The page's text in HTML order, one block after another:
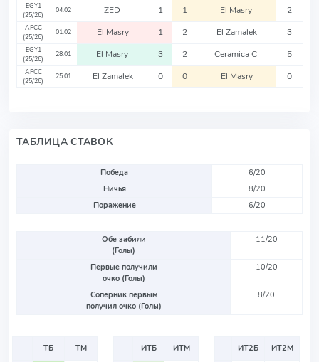
EGY1
(25/26)
04.02 ZED 1 1 El Masry 2
AFCC
(25/26)
01.02 El Masry 1 2 El Zamalek 3
EGY1
(25/26)
28.01 El Masry 3 2 Ceramica C 5
AFCC
(25/26)
25.01 El Zamalek 0 0 El Masry 0
ТАБЛИЦА СТАВОК
Победа
6/20
Ничья
8/20
Поражение
6/20
Обе забили
(Голы)
11/20
Первые получили
очко (Голы)
10/20
Соперник первым
получил очко (Голы)
8/20
ТБ
ТМ
ИТБ
ИТМ
ИТ2Б
ИТ2М